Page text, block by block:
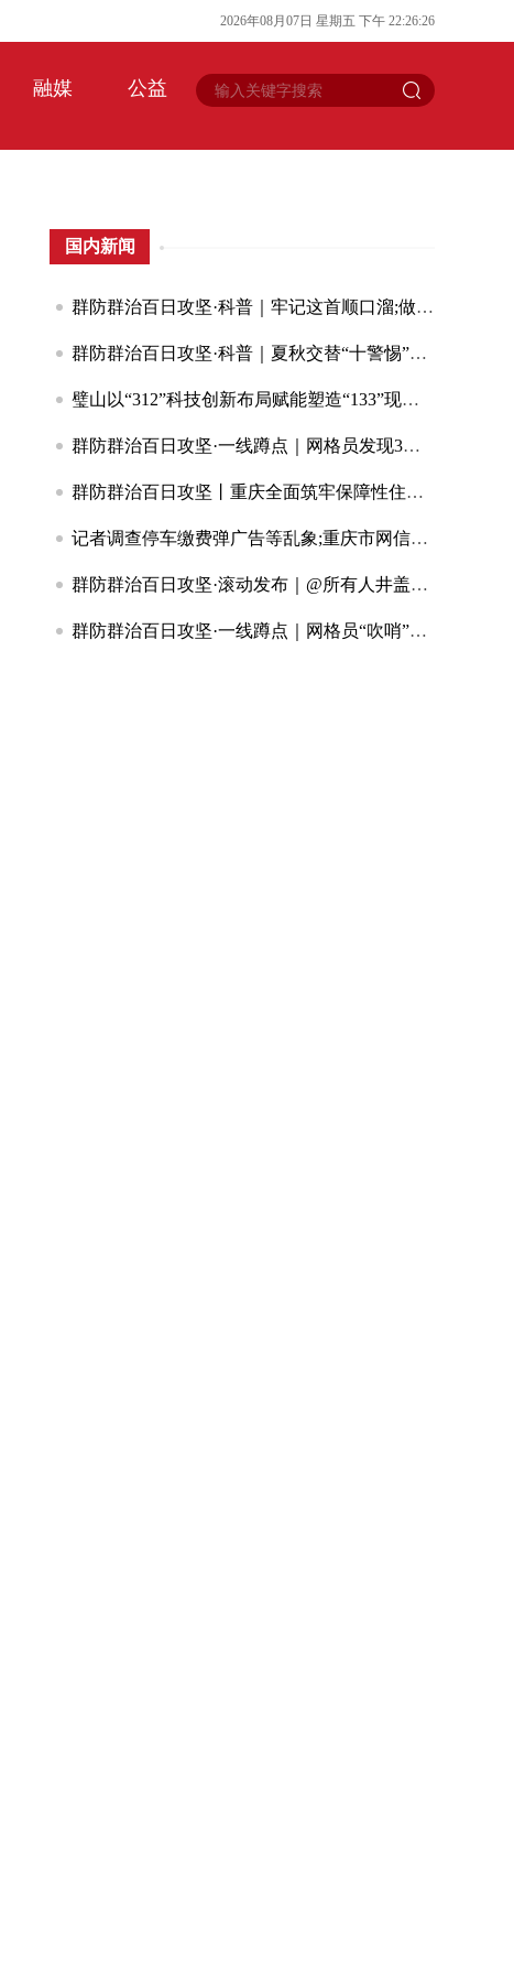
2026年08月 07日 星期五 下午 22:26:26
融媒 公益
国内新闻
群防群治百日攻坚·科普｜牢记这首顺口溜;做好“安全明白人”
群防群治百日攻坚·科普｜夏秋交替“十警惕”！这些安全提醒请收藏
璧山以“312”科技创新布局赋能塑造“133”现代制造业集群体系竞争新优势
群防群治百日攻坚·一线蹲点｜网格员发现3米裂缝;堡坎水流直冲居民楼;云阳3小时紧急转移251人
群防群治百日攻坚丨重庆全面筑牢保障性住房“安居防线”
记者调查停车缴费弹广告等乱象;重庆市网信办开展专项治理
群防群治百日攻坚·滚动发布｜@所有人井盖破了、围墙裂了？随手拍！重庆喊你来当“安全哨兵”
群防群治百日攻坚·一线蹲点｜网格员“吹哨”两小时换新小井盖背后的大民生